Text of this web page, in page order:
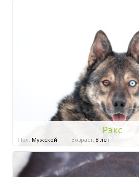
Рэкс
Пол: Мужской Возраст: 8 лет